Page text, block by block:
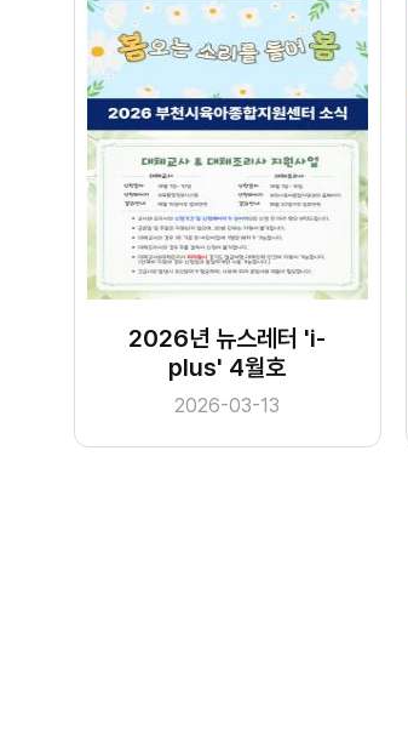
2026년 뉴스레터 'i-
plus' 4월호
2026-03-13